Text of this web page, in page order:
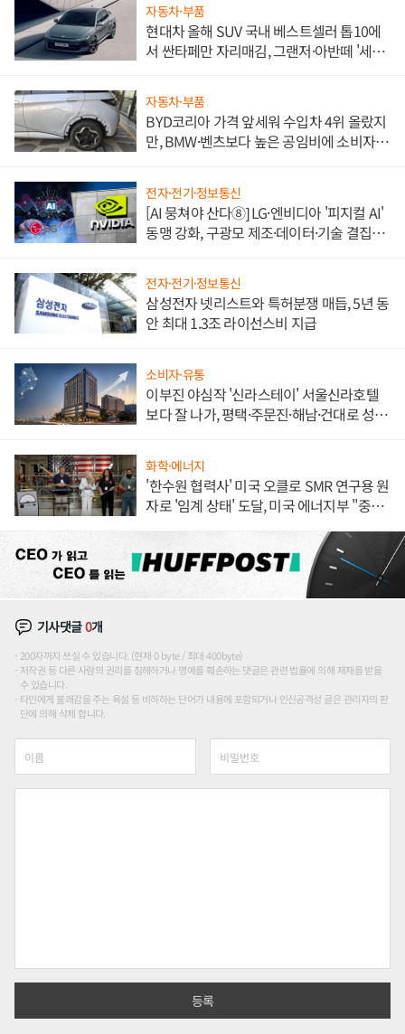
자동차·부품
현대차 올해 SUV 국내 베스트셀러 톱10에
서 싼타페만 자리매김, 그랜저·아반떼 '세단
자동차·부품
BYD코리아 가격 앞세워 수입차 4위 올랐지
만, BMW·벤츠보다 높은 공임비에 소비자
전자·전기·정보통신
[AI 뭉쳐야 산다⑧] LG·엔비디아 '피지컬 AI'
동맹 강화, 구광모 제조·데이터·기술 결집
전자·전기·정보통신
삼성전자 넷리스트와 특허분쟁 매듭, 5년 동
안 최대 1.3조 라이선스비 지급
소비자·유통
이부진 야심작 '신라스테이' 서울신라호텔
보다 잘 나가, 평택·주문진·해남·건대로 성
화학·에너지
'한수원 협력사' 미국 오클로 SMR 연구용 원
자로 '임계 상태' 도달, 미국 에너지부 "중요
기사댓글0개
200자까지 쓰실 수 있습니다. (현재 0 byte / 최대 400byte)
저작권 등 다른 사람의 권리를 침해하거나 명예를 훼손하는 댓글은 관련 법률에 의해 제재를 받을
수 있습니다.
타인에게 불쾌감을 주는 욕설 등 비하하는 단어가 내용에 포함되거나 인신공격성 글은 관리자의 판
단에 의해 삭제 합니다.